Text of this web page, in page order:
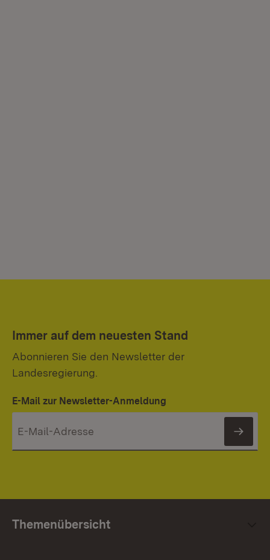
Immer auf dem neuesten Stand
Abonnieren Sie den Newsletter der
Landesregierung.
E-Mail zur Newsletter-Anmeldung
Themenübersicht